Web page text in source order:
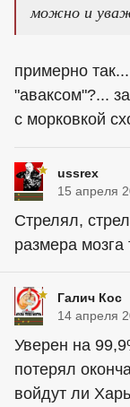
можно и
примерно
"аваксом"?...
с морковкой
ussrex
15 апреля
Стрелял,
размера мозга
Галич Кос
14 апреля
Уверен на
потерял
войдут ли